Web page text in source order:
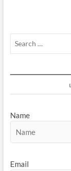
Name
Email